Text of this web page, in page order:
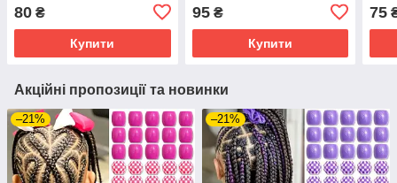
80 ₴
Купити
95₴
Купити
75
Акційні пропозиції та новинки
–21% –21%